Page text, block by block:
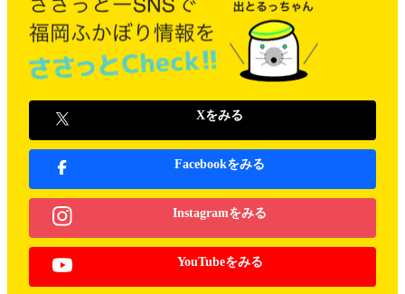
Xをみる
Facebookをみる
Instagramをみる
YouTubeをみる